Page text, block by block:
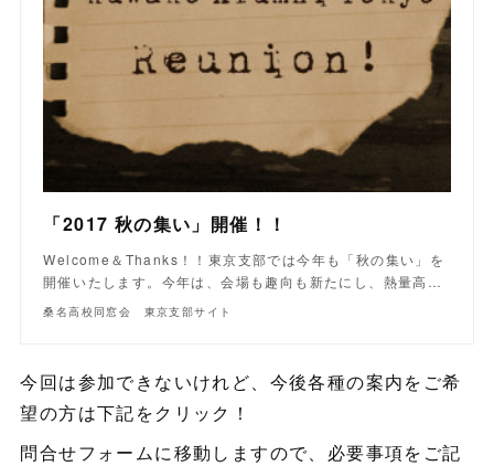
「2017 秋の集い」開催！！
Welcome＆Thanks！！東京支部では今年も「秋の集い」を
開催いたします。今年は、会場も趣向も新たにし、熱量高…
桑名高校同窓会 東京支部サイト
今回は参加できないけれど、今後各種の案内をご希
望の方は下記をクリック！
問合せフォームに移動しますので、必要事項をご記